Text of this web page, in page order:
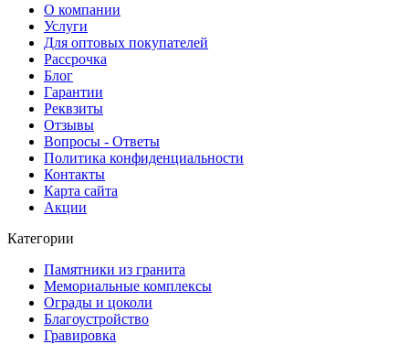
О компании
Услуги
Для оптовых покупателей
Рассрочка
Блог
Гарантии
Реквзиты
Отзывы
Вопросы - Ответы
Политика конфиденциальности
Контакты
Карта сайта
Акции
Категории
Памятники из гранита
Мемориальные комплексы
Ограды и цоколи
Благоустройство
Гравировка